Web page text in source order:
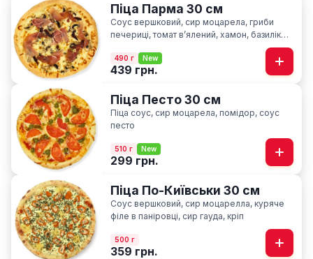
Піца Парма 30 см
Соус вершковий, сир моцарела, гриби
печериці, томат вʼялений, хамон, базилік
490 г New
439 грн.
Піца Песто 30 см
Піца соус, сир моцарела, помідор, соус
песто
510 г New
299 грн.
Піца По-Київськи 30 см
Соус вершковий, сир моцарелла, куряче
філе в паніровці, cир гауда, кріп
500 г
359 грн.